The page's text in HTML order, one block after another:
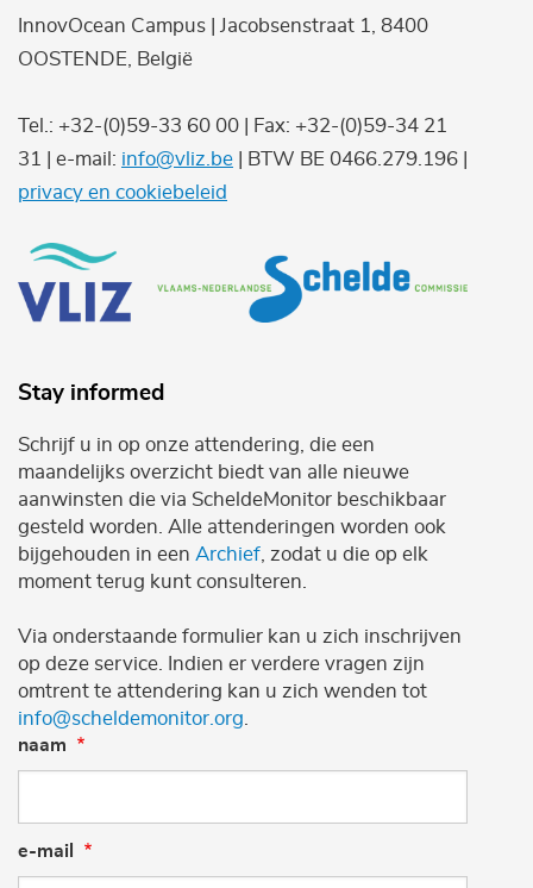
InnovOcean Campus | Jacobsenstraat 1, 8400
OOSTENDE, België
Tel.: +32-(0)59-33 60 00 | Fax: +32-(0)59-34 21
31 | e-mail: info@vliz.be | BTW BE 0466.279.196 |
privacy en cookiebeleid
Stay informed
Schrijf u in op onze attendering, die een
maandelijks overzicht biedt van alle nieuwe
aanwinsten die via ScheldeMonitor beschikbaar
gesteld worden. Alle attenderingen worden ook
bijgehouden in een Archief , zodat u die op elk
moment terug kunt consulteren.
Via onderstaande formulier kan u zich inschrijven
op deze service. Indien er verdere vragen zijn
omtrent te attendering kan u zich wenden tot
info@scheldemonitor.org
naam
e-mail